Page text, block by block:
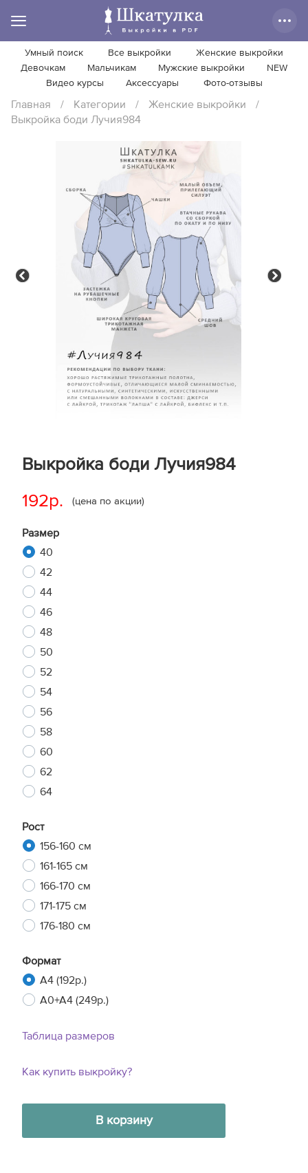
Умный поиск Все выкройки
Женские выкройки
Девочкам
Мальчикам Мужские выкройки
NEW
Видео курсы
Аксессуары Фото-отзывы
Главная / Категории / Женские выкройки
/
Выкройка боди Лучия984
Выкройка боди Лучия984
192р. (цена по акции)
Размер
40
42
44
46
48
50
52
54
56
58
60
62
64
Рост
156-160 см
161-165 см
166-170 см
171-175 см
176-180 см
Формат
A4 (192р.)
A0+A4 (249р.)
Таблица размеров
Как купить выкройку?
В корзину